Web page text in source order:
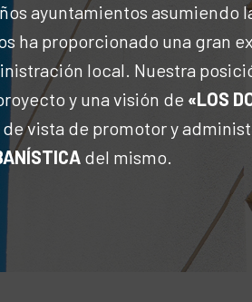
ayuntamientos asumiendo
ha proporcionado una gran
local. Nuestra
y una visión de «LOS
vista de promotor y
del mismo.